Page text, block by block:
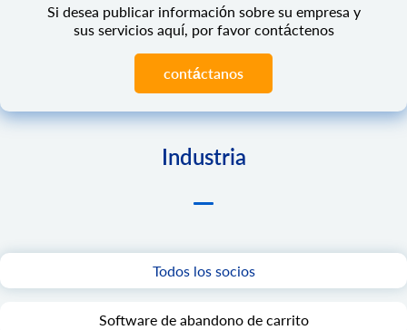
Si desea publicar información sobre su empresa y
sus servicios aquí, por favor contáctenos
contáctanos
Industria
Todos los socios
Software de abandono de carrito